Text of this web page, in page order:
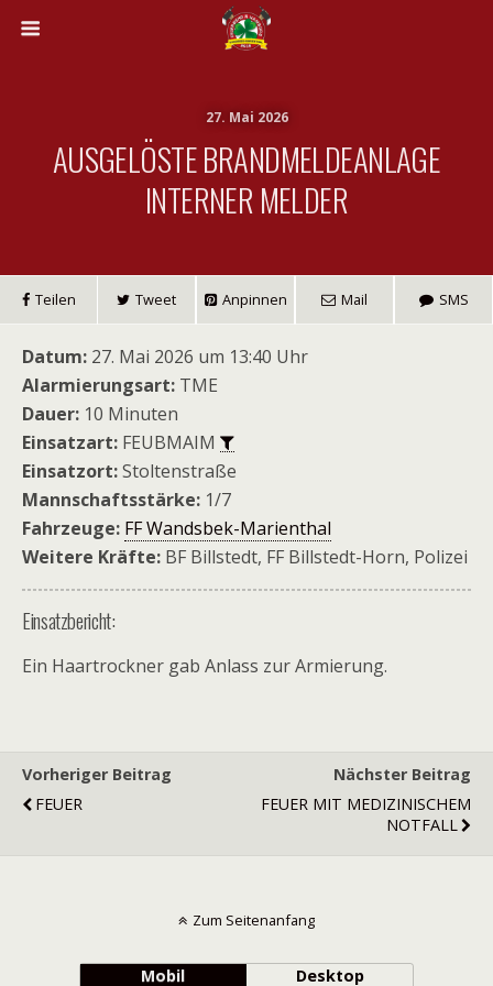
27. Mai 2026
AUSGELÖSTE BRANDMELDEANLAGE
INTERNER MELDER
Teilen Tweet Anpinnen Mail SMS
Datum: 27. Mai 2026 um 13:40 Uhr
Alarmierungsart: TME
Dauer: 10 Minuten
Einsatzart: FEUBMAIM
Einsatzort:Stoltenstraße
Mannschaftsstärke: 1/7
Fahrzeuge: FF Wandsbek-Marienthal
Weitere Kräfte: BF Billstedt, FF Billstedt-Horn, Polizei
Einsatzbericht:
Ein Haartrockner gab Anlass zur Armierung.
Vorheriger Beitrag
FEUER
Nächster Beitrag
FEUER MIT MEDIZINISCHEM
NOTFALL
Zum Seitenanfang
Mobil Desktop